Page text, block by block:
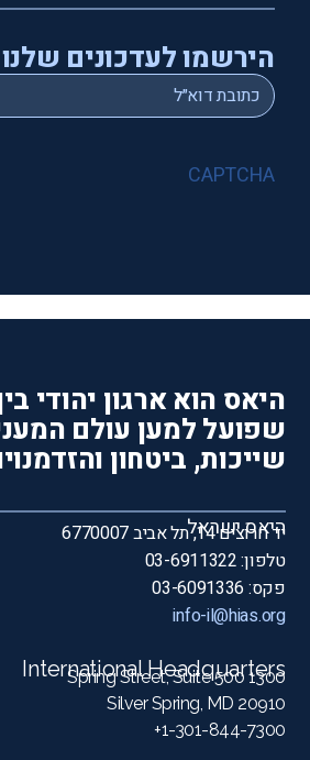
הירשמו לעדכונים שלנו
Email
*
CAPTCHA
היאס הוא ארגון יהודי
שפועל למען עולם
שייכות, ביטחון
היאס ישראל
יד חרוצים 14, תל אביב 6770007
טלפון: 03-6911322
פקס: 03-6091336
info-il@hias.org
International Headquarters
1300 Spring Street, Suite 500
Silver Spring, MD 20910
1-301-844-7300+